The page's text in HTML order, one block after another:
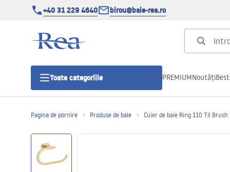
+40 31 229 4640 birou@baie-rea.ro
Toate categoriile
Usi pentru cabine de dus
PREMIUMNoutăți
Pagina de pornire Produse de baie Cuier de baie Ring 110 Til Brush